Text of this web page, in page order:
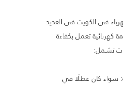
في الكويت في العديد
كهربائية تعمل بكفاءة
تشمل:
سواء كان عطلًا في